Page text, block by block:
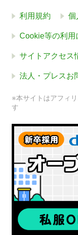
利用規約 個
Cookie等の利用
サイトアクセス
法人・プレスお
※本サイトはアフィ
す